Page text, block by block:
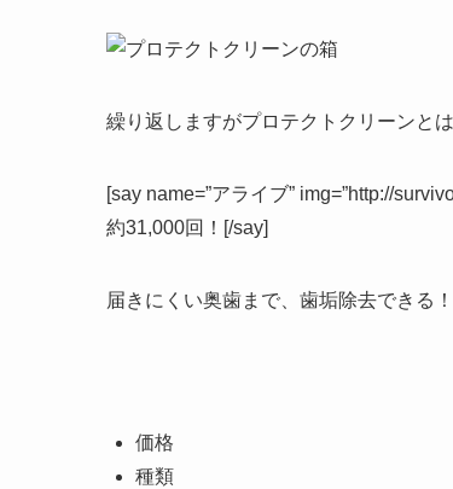
繰り返しますがプロテクトクリーンとは
[say name=”アライブ” img=”http://
約31,000回！[/say]
届きにくい奥歯まで、歯垢除去できる！
価格
種類